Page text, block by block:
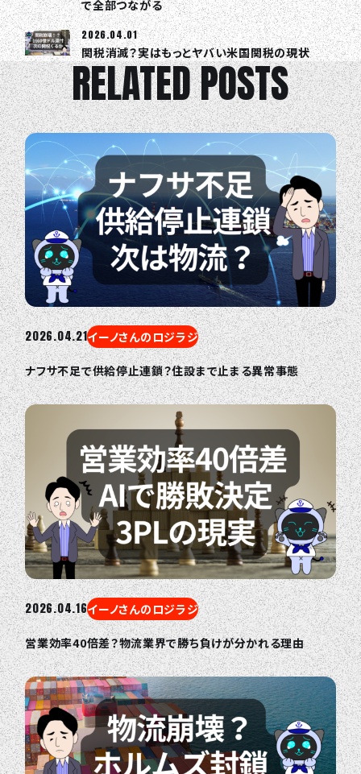
で全部つながる
2026.04.01
関税消滅？実はもっとヤバい米国関税の現状
RELATED POSTS
2026.04.21イーノさんのロジラジ
ナフサ不足で供給停止連鎖？住設まで止まる異常事態
2026.04.16イーノさんのロジラジ
営業効率40倍差？物流業界で勝ち負けが分かれる理由